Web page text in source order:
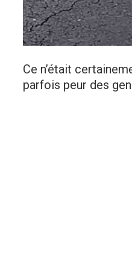
Ce n’était
parfois peur des